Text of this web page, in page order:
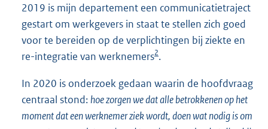
2019 is mijn departement een communicatietraject
gestart om werkgevers in staat te stellen zich goed
voor te bereiden op de verplichtingen bij ziekte en
re-integratie van werknemers2.
In 2020 is onderzoek gedaan waarin de hoofdvraag
centraal stond: hoe zorgen we dat alle betrokkenen op het
moment dat een werknemer ziek wordt, doen wat nodig is om